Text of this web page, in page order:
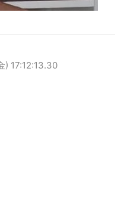
) 17:12:13.30